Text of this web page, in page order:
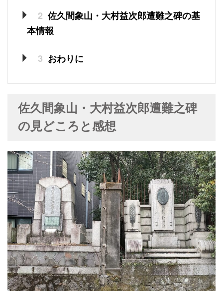
2 佐久間象山・大村益次郎遭難之碑の基
本情報
3 おわりに
佐久間象山・大村益次郎遭難之碑
の見どころと感想